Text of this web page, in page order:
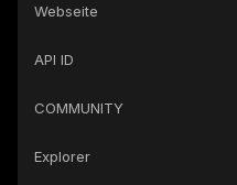
Webseite
API ID
COMMUNITY
Explorer